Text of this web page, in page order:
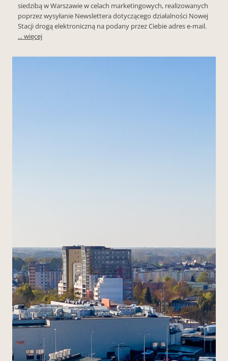
siedzibą w Warszawie w celach marketingowych, realizowanych
poprzez wysyłanie Newslettera dotyczącego działalności Nowej
Stacji drogą elektroniczną na podany przez Ciebie adres e-mail.
... więcej